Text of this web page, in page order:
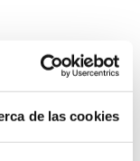
de las cookies